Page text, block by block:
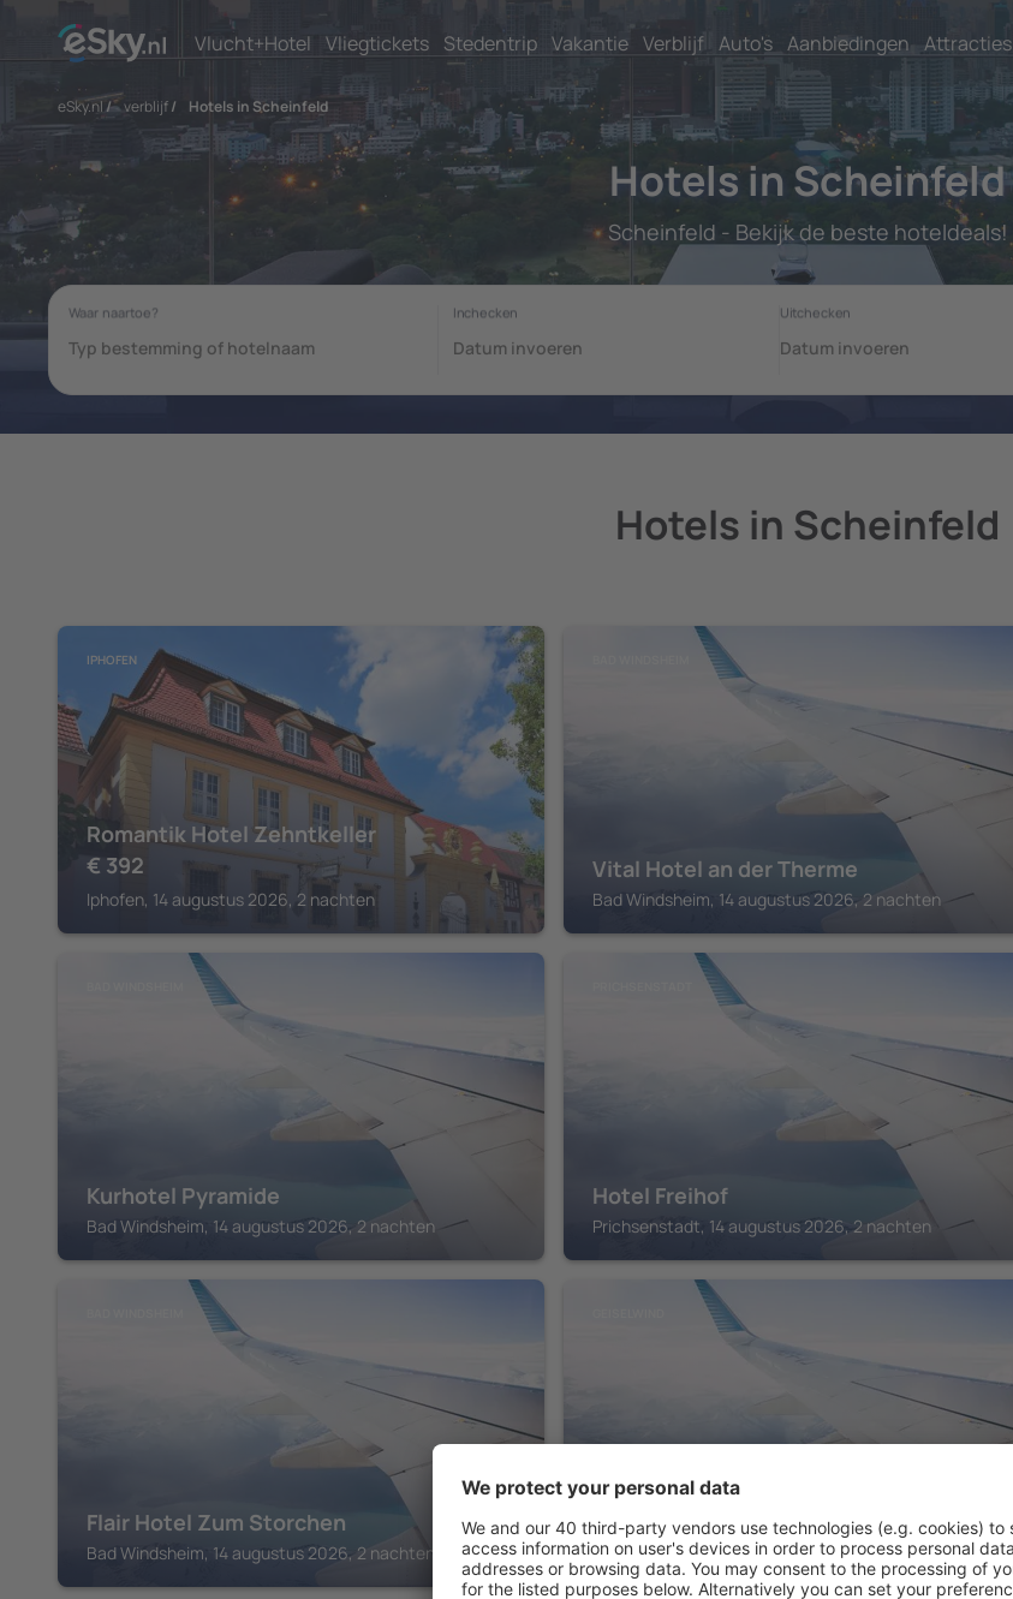
Vlucht+Hotel Vliegtickets Stedentrip Vakantie Verblijf Auto's Aanbiedingen Attracties
eSky.nl/ verblijf/ Hotels in Scheinfeld
Hotels in Scheinfeld
Scheinfeld - Bekijk de beste hoteldeals!
Hotels in Scheinfeld
IPHOFEN
Romantik Hotel Zehntkeller
€ 392
Iphofen, 14 augustus 2026, 2 nachten
Vital Hotel an der Therme
Bad Windsheim, 14 augustus 2026, 2 nachten
Kurhotel Pyramide
Bad Windsheim, 14 augustus 2026, 2 nachten
Hotel Freihof
Prichsenstadt, 14 augustus 2026, 2 nachten
Flair Hotel Zum Storchen
Bad Windsheim, 14 augustus 2026, 2 nachten
Landhotel Geiselwind
Geiselwind, 14 augustus 2026, 2 nachten